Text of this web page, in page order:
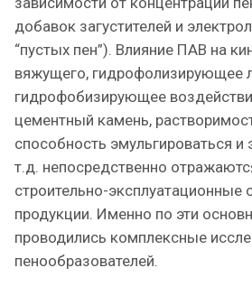
добавок загустителей и
“пустых пен”). Влияние ПАВ на
вяжущего, гидрофолизирующее
гидрофобизирующее
цементный камень,
способность эмульгироваться и
т.д. непосредственно
строительно-эксплуатационные
продукции. Именно по эти
проводились комплексные
пенообразователей.